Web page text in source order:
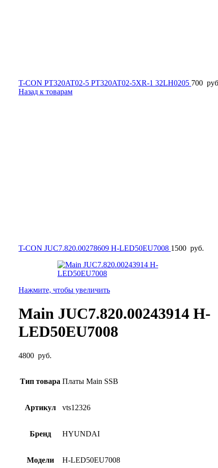
T-CON PT320AT02-5 PT320AT02-5XR-1 32LH0205 700
Назад к товарам
T-CON JUC7.820.00278609 H-LED50EU7008 1500 руб.
Нажмите, чтобы увеличить
Main JUC7.820.00243914 H-
LED50EU7008
4800 руб.
Тип товара Платы Main SSB
Артикул vts12326
Бренд HYUNDAI
Модели H-LED50EU7008